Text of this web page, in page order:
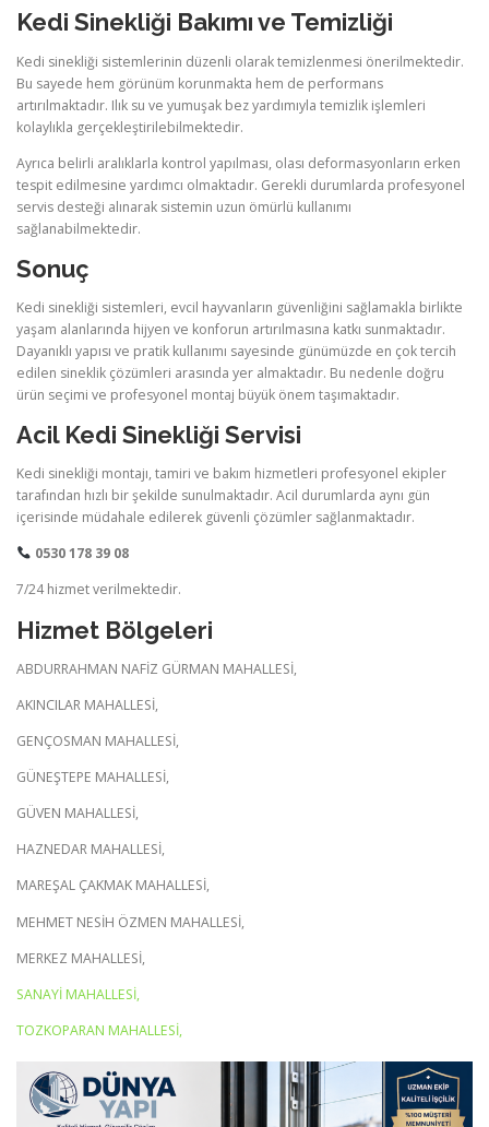
Kedi Sinekliği Bakımı ve Temizliği
Kedi sinekliği sistemlerinin düzenli olarak temizlenmesi önerilmektedir.
Bu sayede hem görünüm korunmakta hem de performans
artırılmaktadır. Ilık su ve yumuşak bez yardımıyla temizlik işlemleri
kolaylıkla gerçekleştirilebilmektedir.
Ayrıca belirli aralıklarla kontrol yapılması, olası deformasyonların erken
tespit edilmesine yardımcı olmaktadır. Gerekli durumlarda profesyonel
servis desteği alınarak sistemin uzun ömürlü kullanımı
sağlanabilmektedir.
Sonuç
Kedi sinekliği sistemleri, evcil hayvanların güvenliğini sağlamakla birlikte
yaşam alanlarında hijyen ve konforun artırılmasına katkı sunmaktadır.
Dayanıklı yapısı ve pratik kullanımı sayesinde günümüzde en çok tercih
edilen sineklik çözümleri arasında yer almaktadır. Bu nedenle doğru
ürün seçimi ve profesyonel montaj büyük önem taşımaktadır.
Acil Kedi Sinekliği Servisi
Kedi sinekliği montajı, tamiri ve bakım hizmetleri profesyonel ekipler
tarafından hızlı bir şekilde sunulmaktadır. Acil durumlarda aynı gün
içerisinde müdahale edilerek güvenli çözümler sağlanmaktadır.
0530 178 39 08
7/24 hizmet verilmektedir.
Hizmet Bölgeleri
ABDURRAHMAN NAFİZ GÜRMAN MAHALLESİ,
AKINCILAR MAHALLESİ,
GENÇOSMAN MAHALLESİ,
GÜNEŞTEPE MAHALLESİ,
GÜVEN MAHALLESİ,
HAZNEDAR MAHALLESİ,
MAREŞAL ÇAKMAK MAHALLESİ,
MEHMET NESİH ÖZMEN MAHALLESİ,
MERKEZ MAHALLESİ,
SANAYİ MAHALLESİ,
TOZKOPARAN MAHALLESİ,